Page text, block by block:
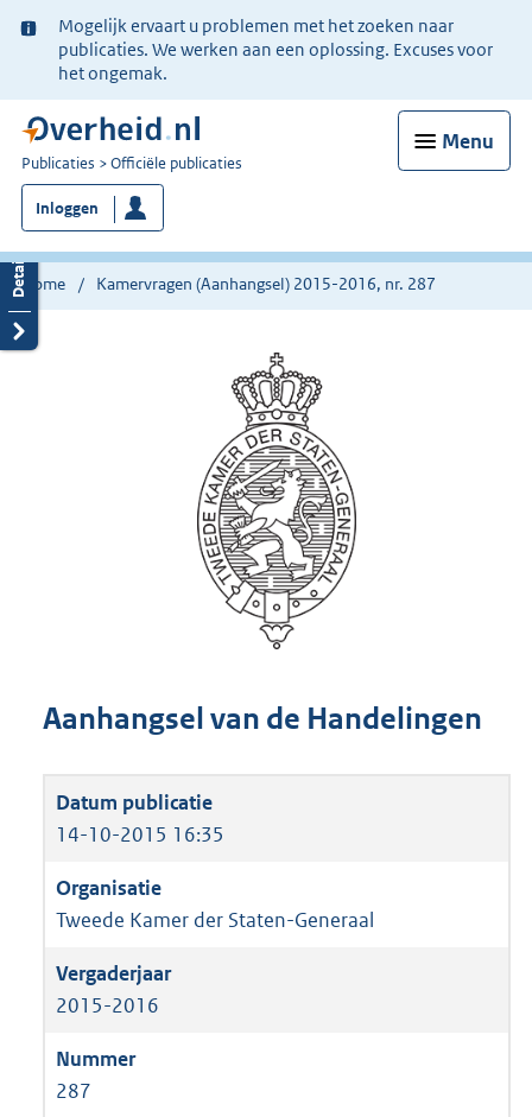
Ter
informatie:
Mogelijk ervaart u problemen met het zoeken naar
publicaties. We werken aan een oplossing. Excuses voor
het ongemak.
Menu
U
bent
nu
hier:
Publicaties Officiële publicaties
Inloggen
Home Kamervragen (Aanhangsel) 2015-2016, nr. 287
Aanhangsel van de Handelingen
14-10-2015 16:35
Tweede Kamer der Staten-Generaal
2015-2016
287